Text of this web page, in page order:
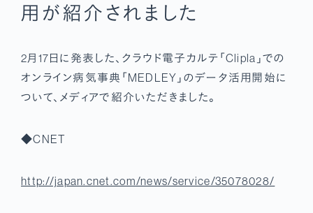
用が紹介されました
2月17日に発表した、クラウド電子カルテ「Clipla」での
オンライン病気事典「MEDLEY」のデータ活用開始に
ついて、メディアで紹介いただきました。
◆CNET
http://japan.cnet.com/news/service/35078028/